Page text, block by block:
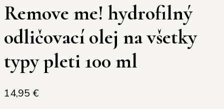
Remove me! hydrofilný
odličovací olej na všetky
typy pleti 100 ml
14,95 €